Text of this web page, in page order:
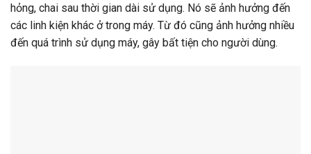
hỏng, chai sau thời gian dài sử dụng. Nó sẽ ảnh hưởng đến
các linh kiện khác ở trong máy. Từ đó cũng ảnh hưởng nhiều
đến quá trình sử dụng máy, gây bất tiện cho người dùng.